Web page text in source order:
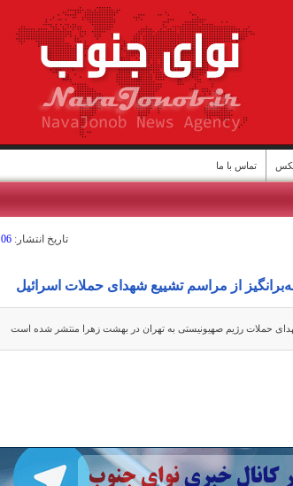
تماس با ما
تاريخ انتشار: 06 تير 1404 - 11:01
از مراسم تشییع شهدای حملات اسرائیل
حملات رژیم صهیونیستی به تهران در بهشت زهرا منتشر شده است